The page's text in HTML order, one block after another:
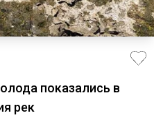
показались в
рек